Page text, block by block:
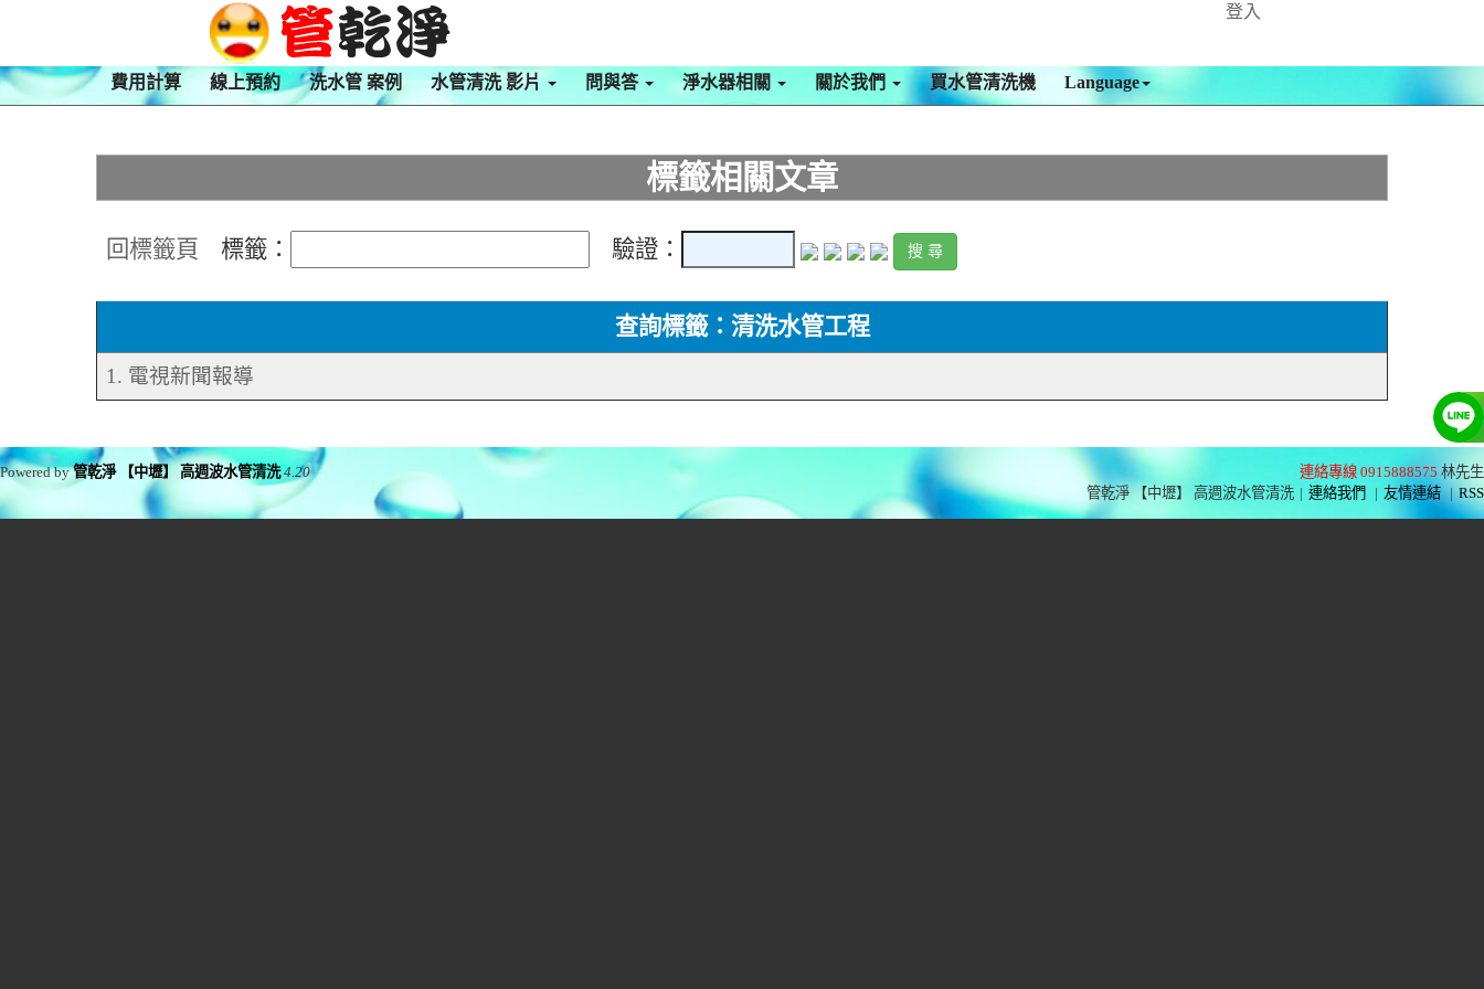
登入
費用計算 線上預約 洗水管 案例 水管清洗 影片 問與答 淨水器相關 關於我們 買水管清洗機 Language
標籤相關文章
回標籤頁 標籤： 驗證：
查詢標籤：清洗水管工程
1. 電視新聞報導
連絡專線 0915888575 林先生
管乾淨 【中壢】 高週波水管清洗 | 連絡我們 | 友情連結 | RSS
Powered by管乾淨 【中壢】 高週波水管清洗 4.20